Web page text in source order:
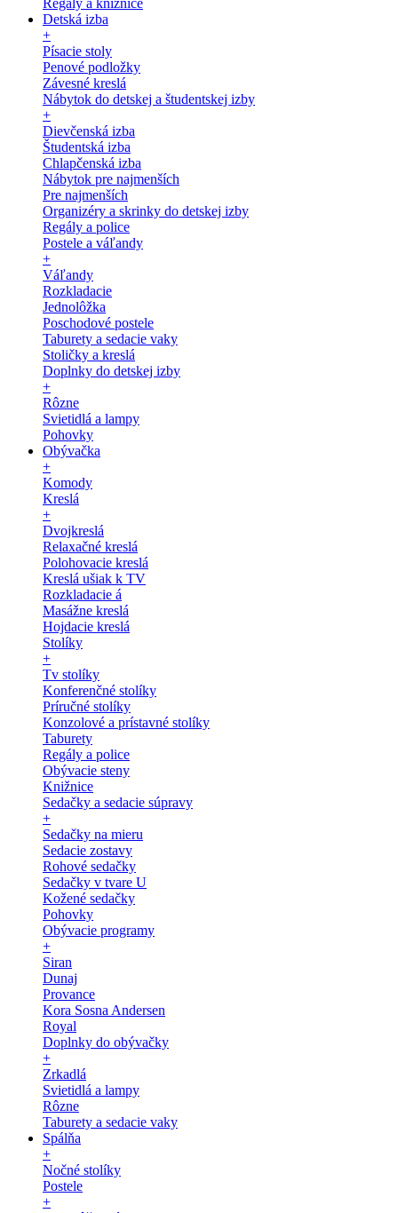
Regály a knižnice
Detská izba
+
Písacie stoly
Penové podložky
Závesné kreslá
Nábytok do detskej a študentskej izby
+
Dievčenská izba
Študentská izba
Chlapčenská izba
Nábytok pre najmenších
Pre najmenších
Organizéry a skrinky do detskej izby
Regály a police
Postele a váľandy
+
Váľandy
Rozkladacie
Jednolôžka
Poschodové postele
Taburety a sedacie vaky
Stoličky a kreslá
Doplnky do detskej izby
+
Rôzne
Svietidlá a lampy
Pohovky
Obývačka
+
Komody
Kreslá
+
Dvojkreslá
Relaxačné kreslá
Polohovacie kreslá
Kreslá ušiak k TV
Rozkladacie á
Masážne kreslá
Hojdacie kreslá
Stolíky
+
Tv stolíky
Konferenčné stolíky
Príručné stolíky
Konzolové a prístavné stolíky
Taburety
Regály a police
Obývacie steny
Knižnice
Sedačky a sedacie súpravy
+
Sedačky na mieru
Sedacie zostavy
Rohové sedačky
Sedačky v tvare U
Kožené sedačky
Pohovky
Obývacie programy
+
Siran
Dunaj
Provance
Kora Sosna Andersen
Royal
Doplnky do obývačky
+
Zrkadlá
Svietidlá a lampy
Rôzne
Taburety a sedacie vaky
Spálňa
+
Nočné stolíky
Postele
+